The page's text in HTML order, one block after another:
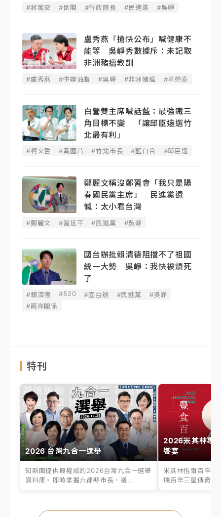
#蔣萬安 #倒閣 #行政院長 #民進黨 #吳崢
盧秀燕「搶快公布」喊健康不
能等 吳崢秀數據斥：未記取
非洲豬瘟教訓
#盧秀燕 #中聯油脂 #吳崢 #非洲豬瘟 #卓榮泰
白營雙主席喊話藍：最強鐵三
角目標不變 「讓邱臣遠選竹
北最有利」
#柯文哲 #黃國昌 #竹北市長 #藍白合 #邱臣遠
鄭麗文稱沒鄭習會「我只是陽
春國民黨主席」 民進黨遺
憾：太小看台灣
#鄭麗文 #習近平 #民進黨 #吳崢
國台辦批賴清德阻擋不了祖國
統一大勢 吳崢：我快被煩死
了
#賴清德 #520 #國台辦 #民進黨
#吳崢
#兩岸關係
特刊
2026 台灣九合一選舉
知新聞提供最權威的2026台灣九合一選舉
資料庫。即時掌握六都縣市長、議...
2026米其林專
饗宴
米其林指南百年之
瑞百年三星傳奇、